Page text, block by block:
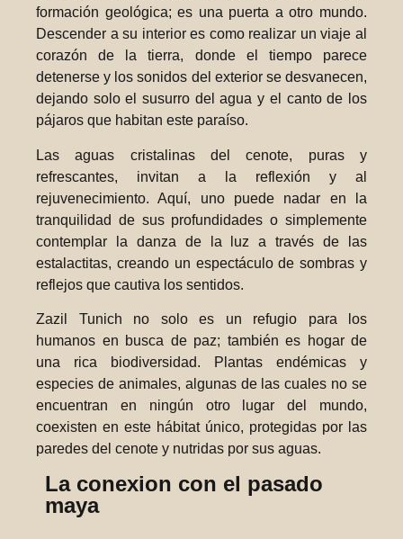
formación geológica; es una puerta a otro mundo.
Descender a su interior es como realizar un viaje al
corazón de la tierra, donde el tiempo parece
detenerse y los sonidos del exterior se desvanecen,
dejando solo el susurro del agua y el canto de los
pájaros que habitan este paraíso.
Las aguas cristalinas del cenote, puras y
refrescantes, invitan a la reflexión y al
rejuvenecimiento. Aquí, uno puede nadar en la
tranquilidad de sus profundidades o simplemente
contemplar la danza de la luz a través de las
estalactitas, creando un espectáculo de sombras y
reflejos que cautiva los sentidos.
Zazil Tunich no solo es un refugio para los
humanos en busca de paz; también es hogar de
una rica biodiversidad. Plantas endémicas y
especies de animales, algunas de las cuales no se
encuentran en ningún otro lugar del mundo,
coexisten en este hábitat único, protegidas por las
paredes del cenote y nutridas por sus aguas.
La conexion con el pasado
maya